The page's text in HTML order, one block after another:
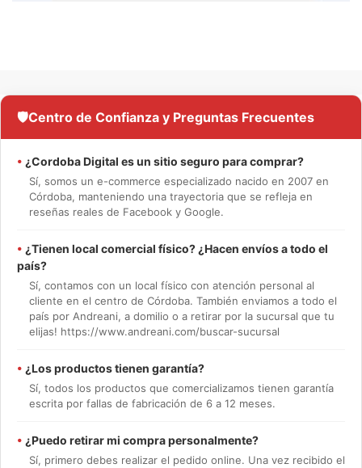
🛡️Centro de Confianza y Preguntas Frecuentes
• ¿Cordoba Digital es un sitio seguro para comprar?
Sí, somos un e-commerce especializado nacido en 2007 en
Córdoba, manteniendo una trayectoria que se refleja en
reseñas reales de Facebook y Google.
• ¿Tienen local comercial físico? ¿Hacen envíos a todo el
país?
Sí, contamos con un local físico con atención personal al
cliente en el centro de Córdoba. También enviamos a todo el
país por Andreani, a domilio o a retirar por la sucursal que tu
elijas! https://www.andreani.com/buscar-sucursal
• ¿Los productos tienen garantía?
Sí, todos los productos que comercializamos tienen garantía
escrita por fallas de fabricación de 6 a 12 meses.
• ¿Puedo retirar mi compra personalmente?
Sí, primero debes realizar el pedido online. Una vez recibido el